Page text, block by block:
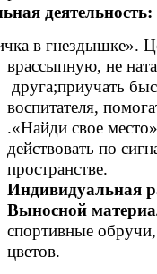
деятельность:
гнездышке».
врассыпную, не
друга;приучать
воспитателя,
.«Найди свое
действовать по
пространстве.
Индивидуальная
Выносной
спортивные
цветов.